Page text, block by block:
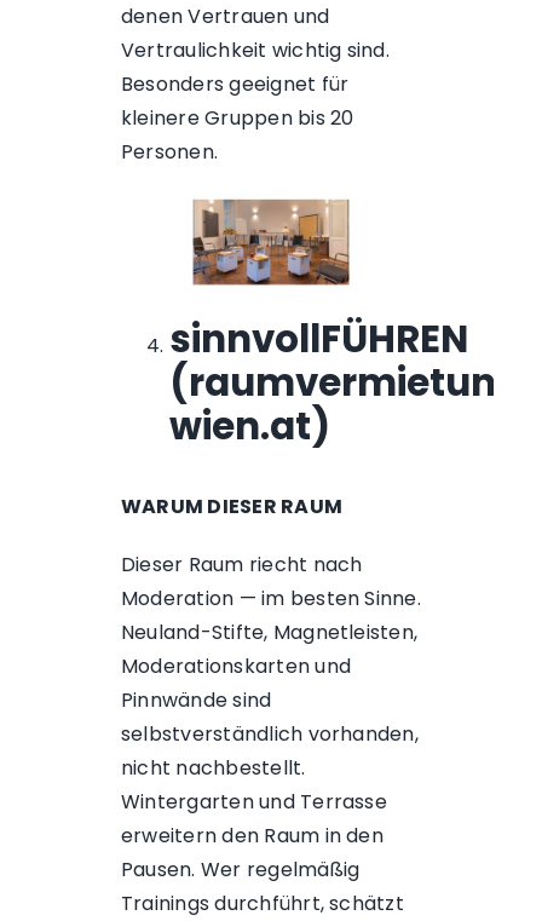
denen Vertrauen und
Vertraulichkeit wichtig sind.
Besonders geeignet für
kleinere Gruppen bis 20
Personen.
sinnvollFÜHREN
wien.at)
WARUM DIESER RAUM
Dieser Raum riecht nach
Moderation — im besten Sinne.
Neuland-Stifte, Magnetleisten,
Moderationskarten und
Pinnwände sind
selbstverständlich vorhanden,
nicht nachbestellt.
Wintergarten und Terrasse
erweitern den Raum in den
Pausen. Wer regelmäßig
Trainings durchführt, schätzt